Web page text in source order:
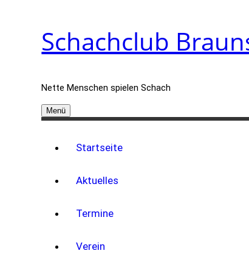
springenSchachclub
Nette Menschen spielen Schach
Menü
Startseite
Aktuelles
Termine
Verein